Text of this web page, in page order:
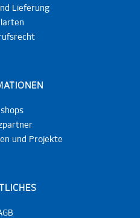
Lieferung
und Projekte